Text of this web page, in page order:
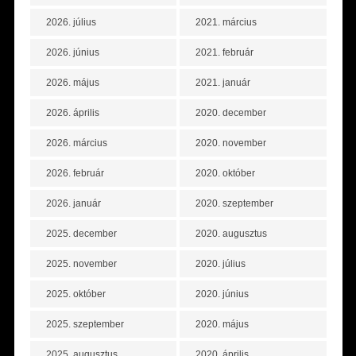
2026. július
2026. június
2026. május
2026. április
2026. március
2026. február
2026. január
2025. december
2025. november
2025. október
2025. szeptember
2021. március
2021. február
2021. január
2020. december
2020. november
2020. október
2020. szeptember
2020. augusztus
2020. július
2020. június
2020. május